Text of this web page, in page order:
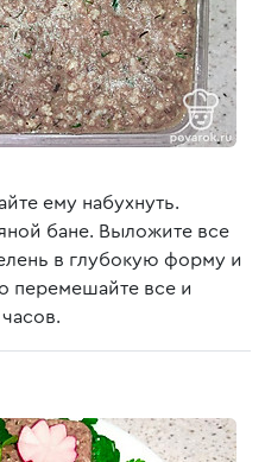
ему набухнуть.
бане. Выложите все
в глубокую форму и
перемешайте все и
часов.